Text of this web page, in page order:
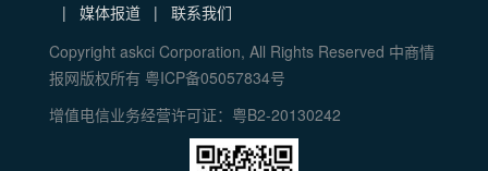
|
媒体报道 |
联系我们
Copyright askci Corporation, All Rights Reserved 中商情
报网版权所有 粤ICP备05057834号
增值电信业务经营许可证：粤B2-20130242